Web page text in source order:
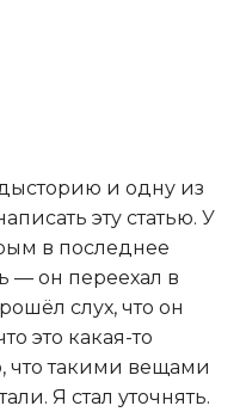
и одну из
эту статью. У
в последнее
— он переехал в
слух, что он
это какая-то
что такими вещами
Я стал уточнять.